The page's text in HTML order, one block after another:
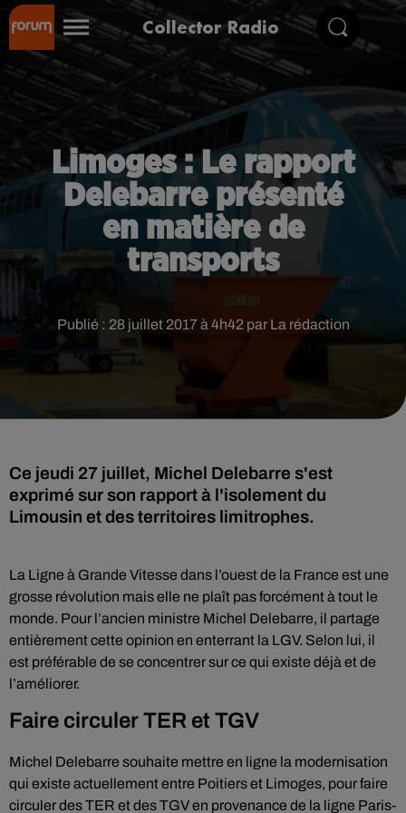
Collector Radio
Limoges : Le rapport
Delebarre présenté
en matière de
transports
Publié : 28 juillet 2017 à 4h42 par La rédaction
Ce jeudi 27 juillet, Michel Delebarre s'est
exprimé sur son rapport à l'isolement du
Limousin et des territoires limitrophes.
La Ligne à Grande Vitesse dans l’ouest de la France est une
grosse révolution mais elle ne plaît pas forcément à tout le
monde. Pour l’ancien ministre Michel Delebarre, il partage
entièrement cette opinion en enterrant la LGV. Selon lui, il
est préférable de se concentrer sur ce qui existe déjà et de
l’améliorer.
Faire circuler TER et TGV
Michel Delebarre souhaite mettre en ligne la modernisation
qui existe actuellement entre Poitiers et Limoges, pour faire
circuler des TER et des TGV en provenance de la ligne Paris-